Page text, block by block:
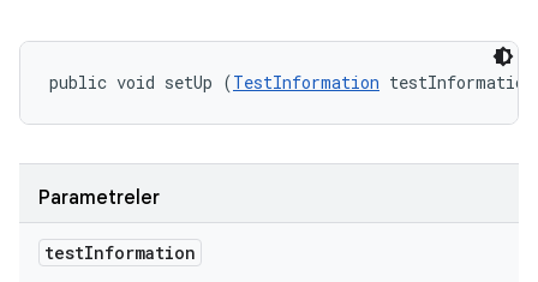
public void setUp (TestInformation
Parametreler
testInformation